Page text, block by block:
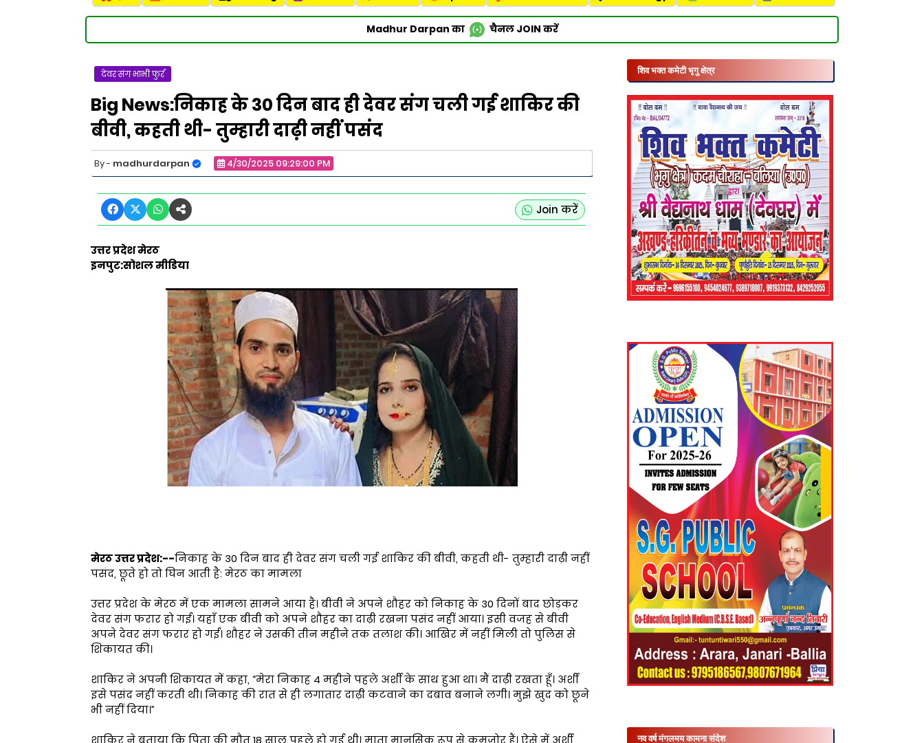
Madhur Darpan का चैनल JOIN करें
देवर संग भाभी फुर्र
Big News:निकाह के 30 दिन बाद ही देवर संग चली गई शाकिर की
बीवी, कहती थी- तुम्हारी दाढ़ी नहीं पसंद
madhurdarpan 4/30/2025 09:29:00 PM
Join करें
उत्तर प्रदेश मेरठ
इनपुट:सोशल मीडिया
मेरठ उत्तर प्रदेश:--निकाह के 30 दिन बाद ही देवर संग चली गई शाकिर की बीवी, कहती थी- तुम्हारी दाढ़ी नहीं
पसंद, छूते हो तो घिन आती है: मेरठ का मामला
उत्तर प्रदेश के मेरठ में एक मामला सामने आया है। बीवी ने अपने शौहर को निकाह के 30 दिनों बाद छोड़कर
देवर संग फरार हो गई। यहाँ एक बीवी को अपने शौहर का दाढ़ी रखना पसंद नहीं आया। इसी वजह से बीवी
अपने देवर संग फरार हो गई। शौहर ने उसकी तीन महीने तक तलाश की। आखिर में नहीं मिली तो पुलिस से
शिकायत की।
शाकिर ने अपनी शिकायत में कहा, “मेरा निकाह 4 महीने पहले अर्शी के साथ हुआ था। मैं दाढ़ी रखता हूँ। अर्शी
इसे पसंद नहीं करती थी। निकाह की रात से ही लगातार दाढ़ी कटवाने का दबाव बनाने लगी। मुझे खुद को छूने
भी नहीं दिया।”
शाकिर ने बताया कि पिता की मौत 18 साल पहले हो गई थी। माता मानसिक रूप से कमजोर हैं। ऐसे में अर्शी
शिव भक्त कमेटी भृगु क्षेत्र
नव वर्ष मंगलमय कामना संदेश